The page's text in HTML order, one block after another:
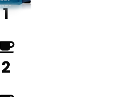
1
2